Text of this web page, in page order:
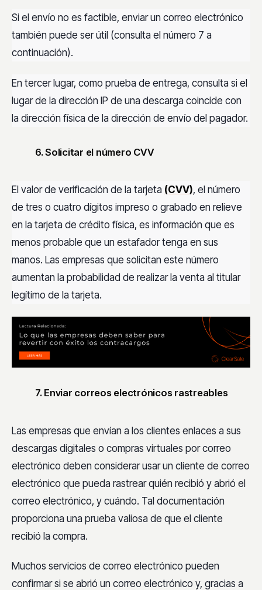
Si el envío no es factible, enviar un correo electrónico
también puede ser útil (consulta el número 7 a
continuación).
En tercer lugar, como prueba de entrega, consulta si el
lugar de la dirección IP de una descarga coincide con
la dirección física de la dirección de envío del pagador.
6. Solicitar el número CVV
El valor de verificación de la tarjeta (CVV), el número
de tres o cuatro dígitos impreso o grabado en relieve
en la tarjeta de crédito física, es información que es
menos probable que un estafador tenga en sus
manos. Las empresas que solicitan este número
aumentan la probabilidad de realizar la venta al titular
legítimo de la tarjeta.
7. Enviar correos electrónicos rastreables
Las empresas que envían a los clientes enlaces a sus
descargas digitales o compras virtuales por correo
electrónico deben considerar usar un cliente de correo
electrónico que pueda rastrear quién recibió y abrió el
correo electrónico, y cuándo. Tal documentación
proporciona una prueba valiosa de que el cliente
recibió la compra.
Muchos servicios de correo electrónico pueden
confirmar si se abrió un correo electrónico y, gracias a